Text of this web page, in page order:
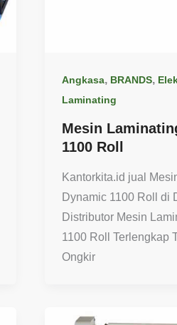
Angkasa, BRANDS,
Laminating
Mesin
1100 Roll
Kantorkita.id jual
Dynamic 1100 Roll di
Distributor Mesin
1100 Roll Terlengkap
Ongkir